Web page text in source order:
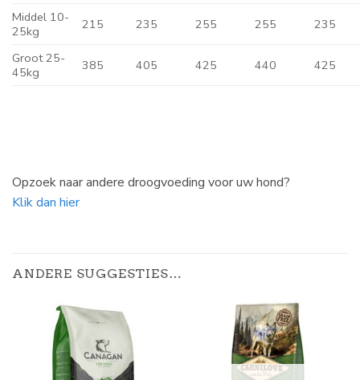
Middel 10-
25kg
215 235 255 255 235
Groot 25-
45kg
385 405 425 440 425
Opzoek naar andere droogvoeding voor uw hond?
Klik dan hier
ANDERE SUGGESTIES…